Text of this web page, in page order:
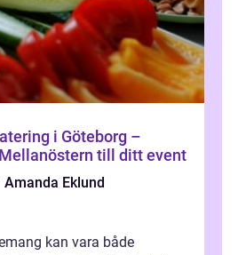
i Göteborg –
till ditt event
Amanda Eklund
kan vara både